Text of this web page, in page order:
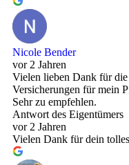
Nicole Bender
vor 2 Jahren
Vielen lieben Dank für
Versicherungen für mein
Sehr zu empfehlen.
Antwort des Eigentümers
vor 2 Jahren
Vielen Dank für dein